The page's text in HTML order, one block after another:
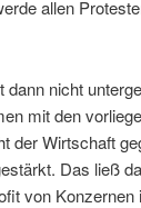
allen
dann nicht
mit den
der Wirtschaft
Das ließ
von Konzernen